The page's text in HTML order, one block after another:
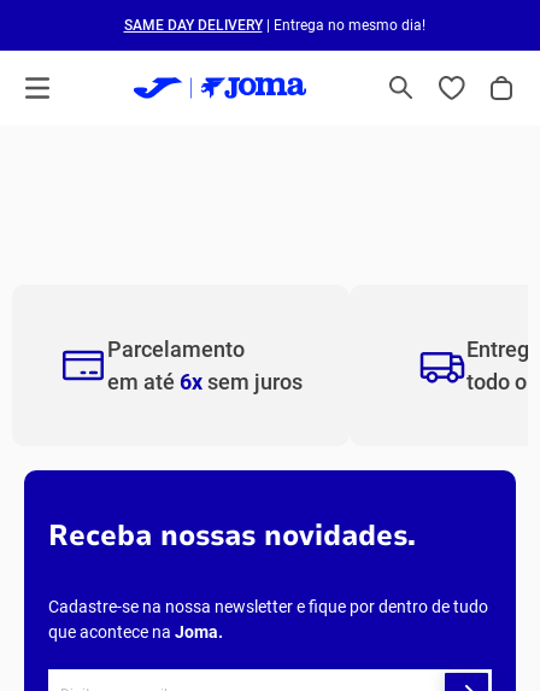
SAME DAY DELIVERY| Entrega no mesmo dia!
Parcelamento
em até 6xsem juros
todo o
Receba nossas novidades.
Cadastre-se na nossa newsletter e fique por dentro de tudo
que acontece na Joma.